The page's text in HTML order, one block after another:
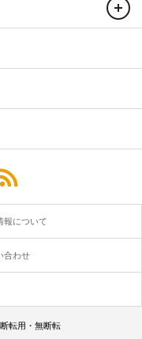
報について
合わせ
転用・無断転